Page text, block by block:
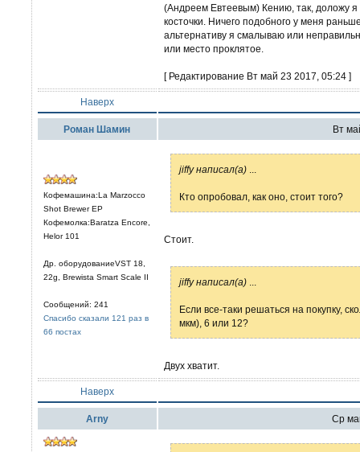
(Андреем Евтеевым) Кению, так, доложу
косточки. Ничего подобного у меня
альтернативу я смалываю или
или место проклятое.
[ Редактирование Вт май 23 2017, 05:24 ]
Наверх
Роман Шамин Вт
Кофемашина:La Marzocco
Shot Brewer EP
Кофемолка:Baratza Encore,
Helor 101
Др. оборудованиеVST 18,
22g, Brewista Smart Scale II
Сообщений: 241
Спасибо сказали 121 раз в
66 постах
jiffy написал(а)
Кто опробовал, как оно, стоит того?
Стоит.
jiffy написал(а)
Если все-таки решаться на покупку,
мкм), 6 или 12?
Двух хватит.
Наверх
Arny Ср